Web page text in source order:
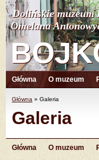
Dolińskie muzeum
Omelana
Dolińskie muzeum
Omelana
Główna O muzeum
Główna » Galeria
Galeria
Główna O muzeum